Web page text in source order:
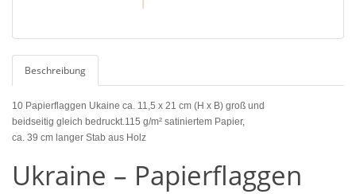
Beschreibung
10 Papierflaggen Ukaine ca. 11,5 x 21 cm (H x B) groß und
beidseitig gleich bedruckt.115 g/m² satiniertem Papier,
ca. 39 cm langer Stab aus Holz
Ukraine – Papierflaggen